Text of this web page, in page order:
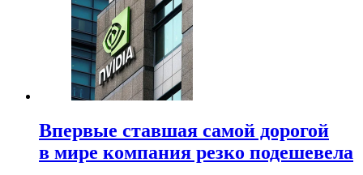
Впервые ставшая самой дорогой
в мире компания резко подешевела